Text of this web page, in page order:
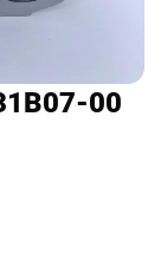
00